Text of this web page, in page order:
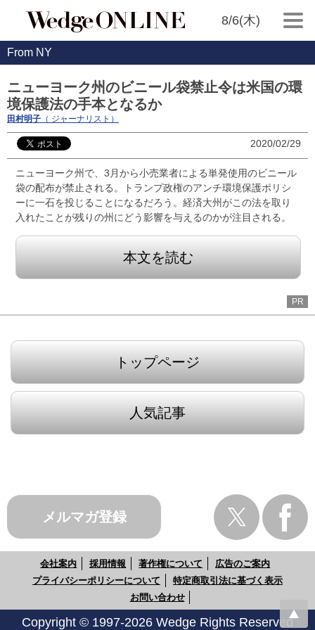
8/6(木)
From NY
ニューヨーク州のビニール袋禁止令は米国の環
境保護法の手本となるか
田村明子 （ ジャーナリスト）
2020/02/29
ニューヨーク州で、3月から小売業者による単発使用のビニール
袋の配布が禁止される。トランプ政権のアンチ環境保護ポリシ
ーに一石を投じることになるだろう。経済大州がこの法を取り
入れたことが残りの州にどう影響を与えるのかが注目される。
本文を読む
PR
トップページ
人気記事
メルマガ登録
会社案内 採用情報 著作権について
広告のご案内
プライバシーポリシーについて
特定商取引法に基づく表示
お問い合わせ
Copyright © 1997-2026 Wedge Rights Reserved